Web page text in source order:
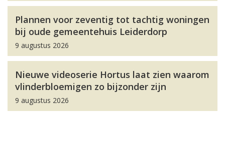
Plannen voor zeventig tot tachtig woningen
bij oude gemeentehuis Leiderdorp
9 augustus 2026
Nieuwe videoserie Hortus laat zien waarom
vlinderbloemigen zo bijzonder zijn
9 augustus 2026